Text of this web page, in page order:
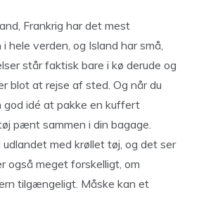
Frankrig har det mest
hele verden, og Island har små,
står faktisk bare i kø derude og
blot at rejse af sted. Og når du
god idé at pakke en kuffert
pænt sammen i din bagage.
udlandet med krøllet tøj, og det ser
også meget forskelligt, om
tilgængeligt. Måske kan et